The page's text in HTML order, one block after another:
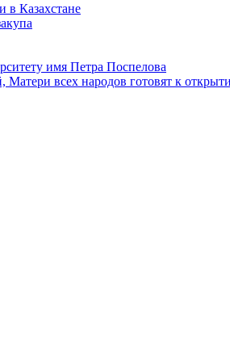
в Казахстане
имя Петра Поспелова
всех народов готовят к